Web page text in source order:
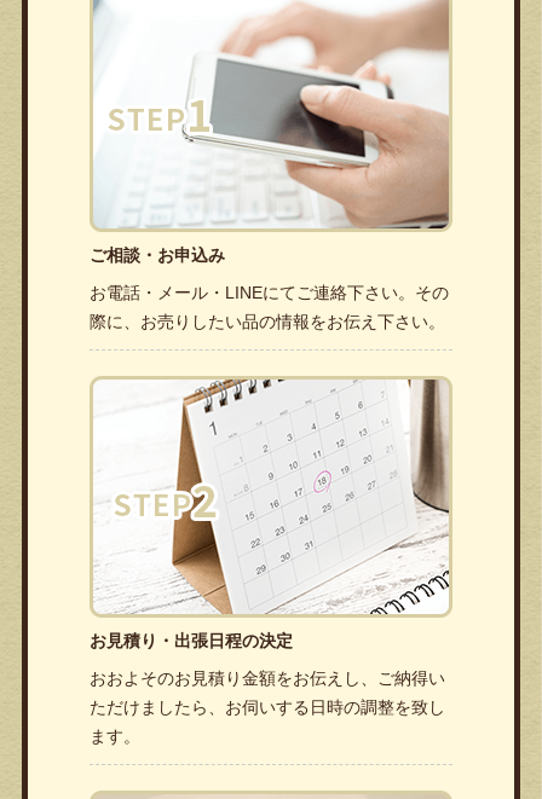
ご相談・お申込み
お電話・メール・LINEにてご連絡下さい。その
際に、お売りしたい品の情報をお伝え下さい。
お見積り・出張日程の決定
おおよそのお見積り金額をお伝えし、ご納得い
ただけましたら、お伺いする日時の調整を致し
ます。